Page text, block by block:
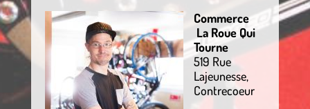
Commerce
La Roue Qui
Tourne
519 Rue
Lajeunesse,
Contrecoeur